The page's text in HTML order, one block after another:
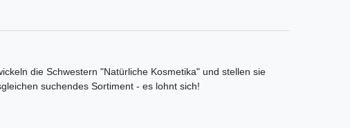
die Schwestern "Natürliche Kosmetika" und stellen sie
suchendes Sortiment - es lohnt sich!